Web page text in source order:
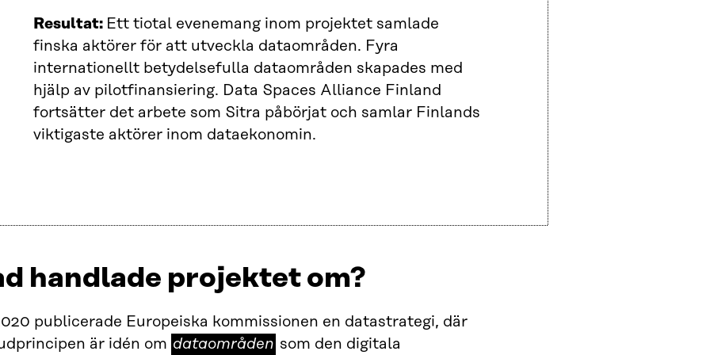
Resultat: Ett tiotal evenemang inom projektet samlade
finska aktörer för att utveckla dataområden. Fyra
internationellt betydelsefulla dataområden skapades med
hjälp av pilotfinansiering. Data Spaces Alliance Finland
fortsätter det arbete som Sitra påbörjat och samlar Finlands
viktigaste aktörer inom dataekonomin.
handlade projektet om?
publicerade Europeiska kommissionen en datastrategi, där
är idén om dataområden
dataområden som den digitala